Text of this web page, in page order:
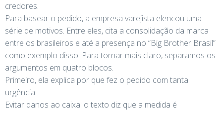
credores.
Para basear o pedido, a empresa varejista elencou uma
série de motivos. Entre eles, cita a consolidação da marca
entre os brasileiros e até a presença no “Big Brother Brasil”
como exemplo disso. Para tornar mais claro, separamos os
argumentos em quatro blocos.
Primeiro, ela explica por que fez o pedido com tanta
urgência:
Evitar danos ao caixa: o texto diz que a medida é